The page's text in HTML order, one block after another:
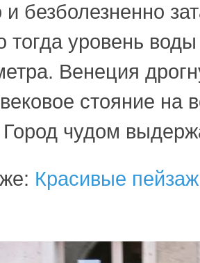
безболезненно
тогда уровень
Венеция
стояние на
Город чудом
Красивые